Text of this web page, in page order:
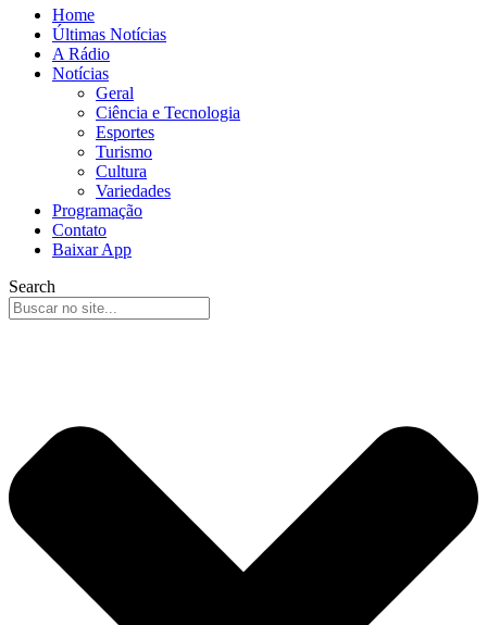
Home
Últimas Notícias
A Rádio
Notícias
Geral
Ciência e Tecnologia
Esportes
Turismo
Cultura
Variedades
Programação
Contato
Baixar App
Search